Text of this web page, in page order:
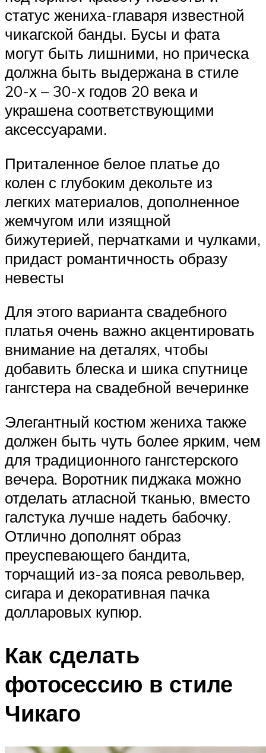
статус жениха-главаря известной
чикагской банды. Бусы и фата
могут быть лишними, но прическа
должна быть выдержана в стиле
20-х – 30-х годов 20 века и
украшена соответствующими
аксессуарами.
Приталенное белое платье до
колен с глубоким декольте из
легких материалов, дополненное
жемчугом или изящной
бижутерией, перчатками и чулками,
придаст романтичность образу
невесты
Для этого варианта свадебного
платья очень важно акцентировать
внимание на деталях, чтобы
добавить блеска и шика спутнице
гангстера на свадебной вечеринке
Элегантный костюм жениха также
должен быть чуть более ярким, чем
для традиционного гангстерского
вечера. Воротник пиджака можно
отделать атласной тканью, вместо
галстука лучше надеть бабочку.
Отлично дополнят образ
преуспевающего бандита,
торчащий из-за пояса револьвер,
сигара и декоративная пачка
долларовых купюр.
Как сделать
фотосессию в стиле
Чикаго